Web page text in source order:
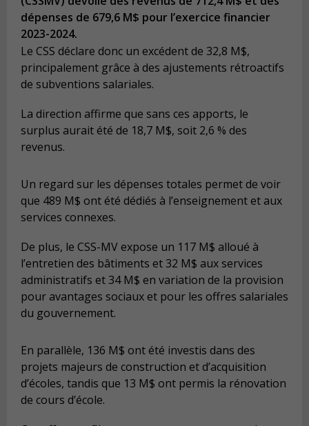
dépenses de 679,6 M$ pour l’exercice financier
2023-2024.
Le CSS déclare donc un excédent de 32,8 M$,
principalement grâce à des ajustements rétroactifs
de subventions salariales.
La direction affirme que sans ces apports, le
surplus aurait été de 18,7 M$, soit 2,6 % des
revenus.
Un regard sur les dépenses totales permet de voir
que 489 M$ ont été dédiés à l’enseignement et aux
services connexes.
De plus, le CSS-MV expose un 117 M$ alloué à
l’entretien des bâtiments et 32 M$ aux services
administratifs et 34 M$ en variation de la provision
pour avantages sociaux et pour les offres salariales
du gouvernement.
En parallèle, 136 M$ ont été investis dans des
projets majeurs de construction et d’acquisition
d’écoles, tandis que 13 M$ ont permis la rénovation
de cours d’école.